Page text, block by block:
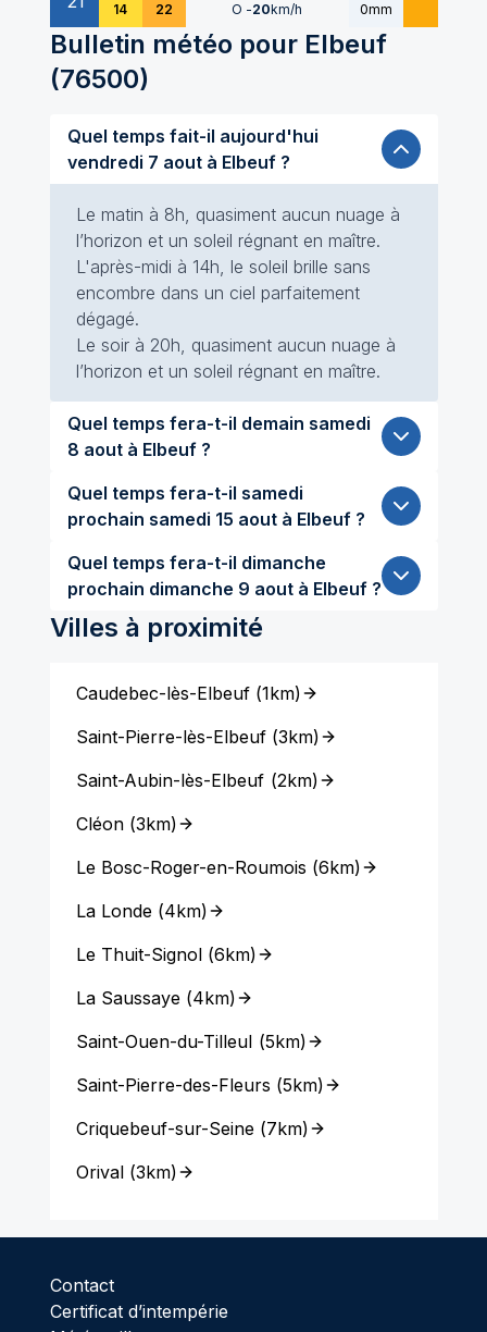
14 22 O -20km/h 0mm
Bulletin météo pour Elbeuf
(76500)
Quel temps fait-il aujourd'hui
vendredi 7 aout à Elbeuf ?
Le matin à 8h, quasiment aucun nuage à
l’horizon et un soleil régnant en maître.
L'après-midi à 14h, le soleil brille sans
encombre dans un ciel parfaitement
dégagé.
Le soir à 20h, quasiment aucun nuage à
l’horizon et un soleil régnant en maître.
Quel temps fera-t-il demain samedi
8 aout à Elbeuf ?
Quel temps fera-t-il samedi
prochain samedi 15 aout à Elbeuf ?
Quel temps fera-t-il dimanche
prochain dimanche 9 aout à Elbeuf ?
Villes à proximité
Caudebec-lès-Elbeuf(1km)
Saint-Pierre-lès-Elbeuf(3km)
Saint-Aubin-lès-Elbeuf (2km)
Cléon(3km)
Le Bosc-Roger-en-Roumois (6km)
La Londe(4km)
Le Thuit-Signol(6km)
La Saussaye(4km)
Saint-Ouen-du-Tilleul (5km)
Saint-Pierre-des-Fleurs (5km)
Criquebeuf-sur-Seine(7km)
Orival(3km)
Contact
Certificat d’intempérie